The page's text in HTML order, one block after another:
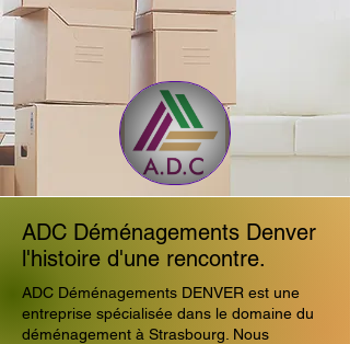
ADC Déménagements Denver
l'histoire d'une rencontre.
ADC Déménagements DENVER est une
entreprise spécialisée dans le domaine du
déménagement à Strasbourg. Nous